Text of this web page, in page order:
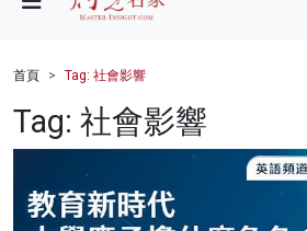
財經
健康
商業
首頁 Tag: 社會影響
Tag: 社會影響